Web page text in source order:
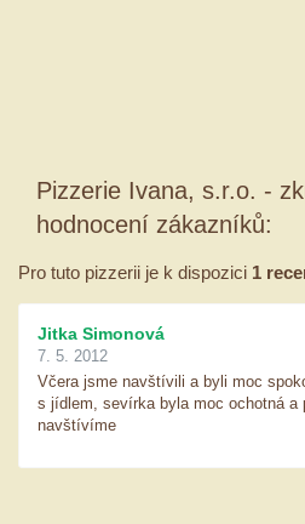
Pizzerie Ivana, s.r.o. -
hodnocení zákazníků:
Pro tuto pizzerii je k dispozici 1
Jitka Simonová
7. 5. 2012
Včera jsme navštívili a byli moc
s jídlem, sevírka byla moc ochotná a
navštívíme